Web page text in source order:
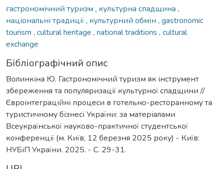
гастрономічний туризм , культурна спадщина ,
національні традиції, культурний обмін , gastronomic
tourism , cultural heritage , national traditions , cultural
exchange
Бібліографічний опис
Волинкіна Ю. Гастрономічний туризм як інструмент
збереження та популяризації культурної спадщини //
Євроінтеграційні процеси в готельно-ресторанному та
туристичному бізнесі України: за матеріалами
Всеукраїнської науково-практичної студентської
конференції (м. Київ, 12 березня 2025 року) - Київ:
НУБіП України. 2025. - С. 29-31.